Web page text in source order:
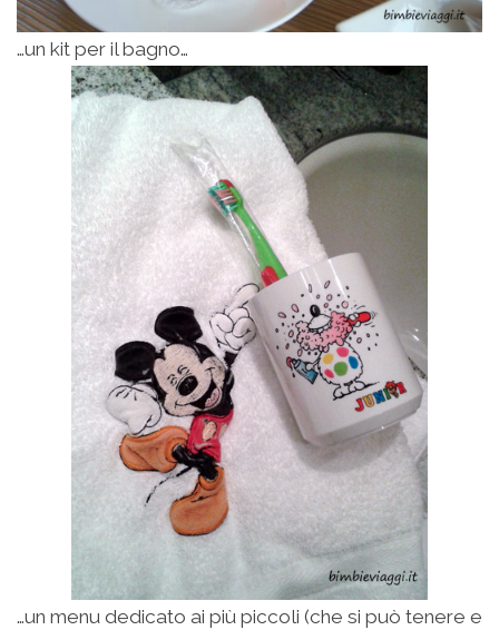
…un kit per il bagno…
…un menu dedicato ai più piccoli (che si può tenere e